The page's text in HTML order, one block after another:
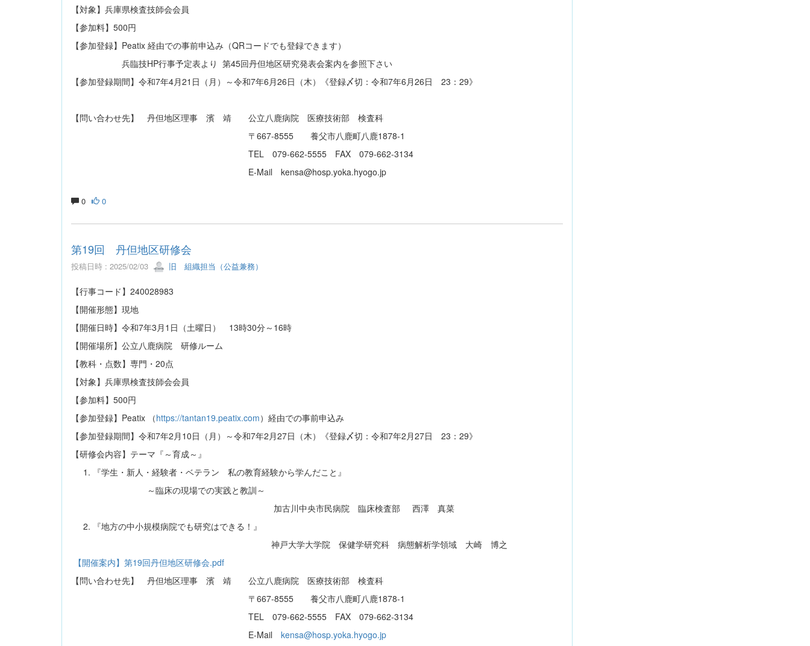
【対象】兵庫県検査技師会会員
【参加料】500円
【参加登録】Peatix 経由での事前申込み（QRコードでも登録できます）
兵臨技HP行事予定表より 第45回丹但地区研究発表会案内を参照下さい
【参加登録期間】令和7年4月21日（月）～令和7年6月26日（木）《登録〆切：令和7年6月26日 23：29》
【問い合わせ先】 丹但地区理事 濱 靖 公立八鹿病院 医療技術部 検査科
〒667-8555 養父市八鹿町八鹿1878-1
TEL 079-662-5555 FAX 079-662-3134
E-Mail kensa@hosp.yoka.hyogo.jp
0 0
第19回 丹但地区研修会
投稿日時 : 2025/02/03 旧 組織担当（公益兼務）
【行事コード】240028983
【開催形態】現地
【開催日時】令和7年3月1日（土曜日） 13時30分～16時
【開催場所】公立八鹿病院 研修ルーム
【教科・点数】専門・20点
【対象】兵庫県検査技師会会員
【参加料】500円
【参加登録】Peatix （https://tantan19.peatix.com）経由での事前申込み
【参加登録期間】令和7年2月10日（月）～令和7年2月27日（木）《登録〆切：令和7年2月27日 23：29》
【研修会内容】テーマ『～育成～』
1. 『学生・新人・経験者・ベテラン 私の教育経験から学んだこと』
～臨床の現場での実践と教訓～
加古川中央市民病院 臨床検査部 西澤 真菜
2. 『地方の中小規模病院でも研究はできる！』
神戸大学大学院 保健学研究科 病態解析学領域 大崎 博之
【開催案内】第19回丹但地区研修会.pdf
【問い合わせ先】 丹但地区理事 濱 靖 公立八鹿病院 医療技術部 検査科
〒667-8555 養父市八鹿町八鹿1878-1
TEL 079-662-5555 FAX 079-662-3134
E-Mail kensa@hosp.yoka.hyogo.jp